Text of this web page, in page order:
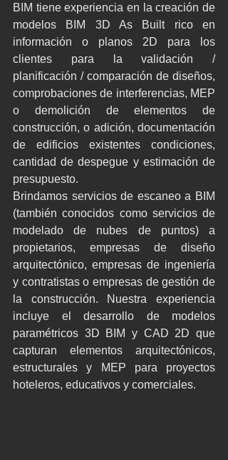
BIM tiene experiencia en la creación de
modelos BIM 3D As Built rico en
información o planos 2D para los
clientes para la validación /
planificación / comparación de diseños,
comprobaciones de interferencias, MEP
o demolición de elementos de
construcción, o adición, documentación
de edificios existentes condiciones,
cantidad de despegue y estimación de
presupuesto.
Brindamos servicios de escaneo a BIM
(también conocidos como servicios de
modelado de nubes de puntos) a
propietarios, empresas de diseño
arquitectónico, empresas de ingeniería
y contratistas o empresas de gestión de
la construcción. Nuestra experiencia
incluye el desarrollo de modelos
paramétricos 3D BIM y CAD 2D que
capturan elementos arquitectónicos,
estructurales y MEP para proyectos
hoteleros, educativos y comerciales.